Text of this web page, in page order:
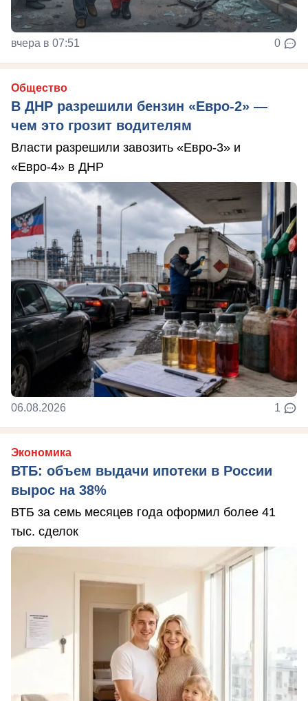
вчера в 07:51 0
Общество
В ДНР разрешили бензин «Евро-2» —
чем это грозит водителям
Власти разрешили завозить «Евро-3» и
«Евро-4» в ДНР
06.08.2026 1
Экономика
ВТБ: объем выдачи ипотеки в России
вырос на 38%
ВТБ за семь месяцев года оформил более 41
тыс. сделок